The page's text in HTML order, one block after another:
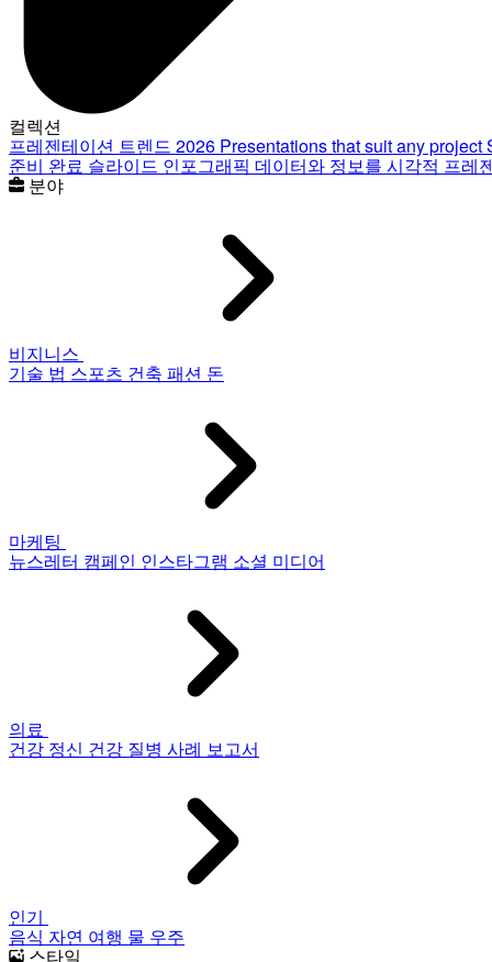
컬렉션
프레젠테이션 트렌드 2026 Presentations that suit any project
준비 완료 슬라이드 인포그래픽 데이터와 정보를 시각적 프레
분야
비지니스
기술 법 스포츠 건축 패션 돈
마케팅
뉴스레터 캠페인 인스타그램 소셜 미디어
의료
건강 정신 건강 질병 사례 보고서
인기
음식 자연 여행 물 우주
스타일